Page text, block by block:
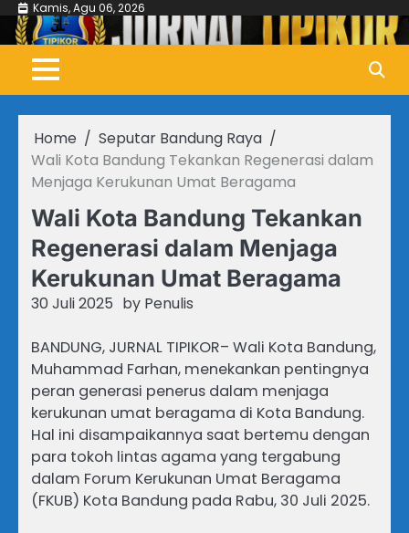
Skip
content
Kamis, Agu 06, 2026
Home
Seputar Bandung Raya
Wali Kota Bandung Tekankan Regenerasi dalam
Menjaga Kerukunan Umat Beragama
Wali Kota Bandung Tekankan
Regenerasi dalam Menjaga
Kerukunan Umat Beragama
30 Juli 2025 by Penulis
BANDUNG, JURNAL TIPIKOR– Wali Kota Bandung,
Muhammad Farhan, menekankan pentingnya
peran generasi penerus dalam menjaga
kerukunan umat beragama di Kota Bandung.
Hal ini disampaikannya saat bertemu dengan
para tokoh lintas agama yang tergabung
dalam Forum Kerukunan Umat Beragama
(FKUB) Kota Bandung pada Rabu, 30 Juli 2025.